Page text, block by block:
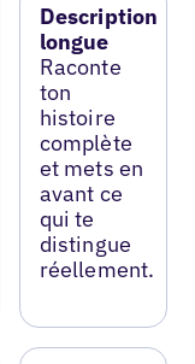
Description
longue
Raconte
ton
histoire
complète
et mets en
avant ce
qui te
distingue
réellement.